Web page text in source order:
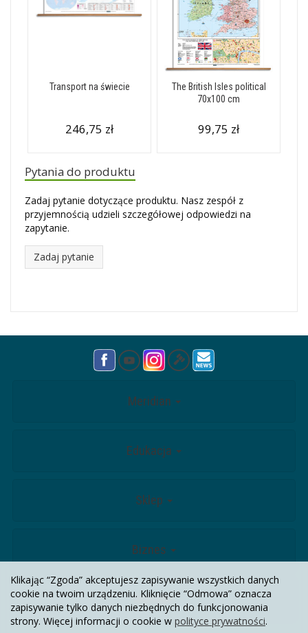
Transport na świecie
246,75 zł
The British Isles political
70x100 cm
99,75 zł
Pytania do produktu
Zadaj pytanie dotyczące produktu. Nasz zespół z
przyjemnością udzieli szczegółowej odpowiedzi na
zapytanie.
Zadaj pytanie
Meridian
Edukacja
Sklep
Biznes
Kontakt
Klikając “Zgoda” akceptujesz zapisywanie wszystkich danych
cookie na twoim urządzeniu. Kliknięcie “Odmowa” oznacza
zapisywanie tylko danych niezbędnych do funkcjonowania
strony. Więcej informacji o cookie w polityce prywatności.